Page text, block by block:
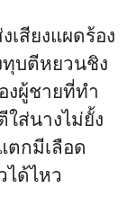
เสียงแผดร้อง
ทุบตีหยวนชิง
งผู้ชายที่ทำ
ส่นางไม่ยั้ง
ตกมีเลือด
ได้ไหว